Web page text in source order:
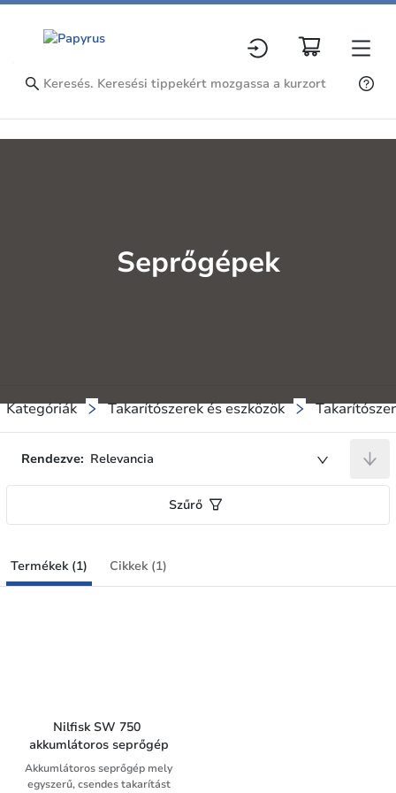
Seprőgépek
Kategóriák Takarítószerek és eszközök
Rendezve: Relevancia
Szűrő
Termékek (1) Cikkek (1)
Nilfisk SW 750
akkumlátoros seprőgép
Akkumlátoros seprőgép mely
egyszerű, csendes takarítást